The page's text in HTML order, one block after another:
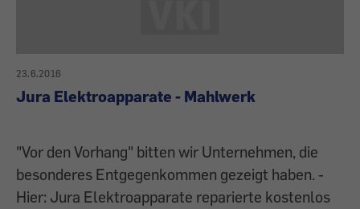
23.6.2016
Jura Elektroapparate - Mahlwerk
"Vor den Vorhang" bitten wir Unternehmen, die
besonderes Entgegenkommen gezeigt haben. -
Hier: Jura Elektroapparate reparierte kostenlos